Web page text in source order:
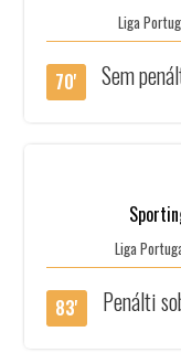
Liga
70' Sem
Liga
83' Penálti